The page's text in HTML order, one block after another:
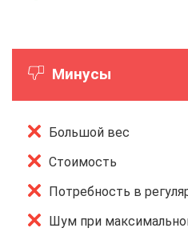
Минусы
Большой вес
Стоимость
Потребность в
Шум при